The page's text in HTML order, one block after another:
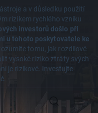
a v důsledku použití
rizikem rychlého vzniku
investorů došlo při
u tohoto poskytovatele ke
tomu, jak rozdílové
vysoké riziko ztráty svých
je rizikové. Investujte